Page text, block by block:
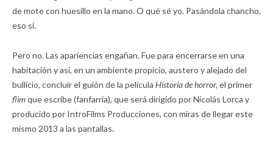
de mote con huesillo en la mano. O qué sé yo. Pasándola chancho,
eso sí.
Pero no. Las apariencias engañan. Fue para encerrarse en una
habitación y así, en un ambiente propicio, austero y alejado del
bullicio, concluir el guión de la película Historia de horror, el primer
flimque escribe (fanfarria), que será dirigido por Nicolás Lorca y
producido por IntroFilms Producciones, con miras de llegar este
mismo 2013 a las pantallas.